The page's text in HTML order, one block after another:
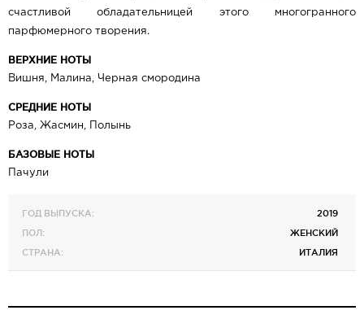
счастливой обладательницей этого многогранного
парфюмерного творения.
ВЕРХНИЕ НОТЫ
Вишня, Малина, Черная смородина
СРЕДНИЕ НОТЫ
Роза, Жасмин, Полынь
БАЗОВЫЕ НОТЫ
Пачули
ГОД ВЫПУСКА:
2019
ПОЛ:
ЖЕНСКИЙ
СТРАНА:
ИТАЛИЯ